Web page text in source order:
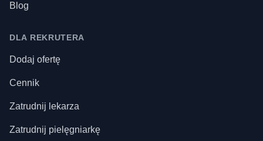
Blog
DLA REKRUTERA
Dodaj ofertę
Cennik
Zatrudnij lekarza
Zatrudnij pielęgniarkę